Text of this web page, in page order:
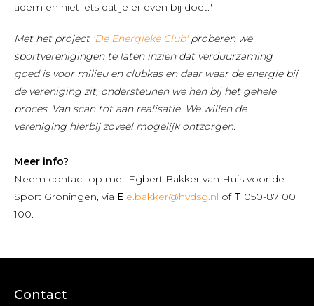
adem en niet iets dat je er even bij doet."
Met het project 'De Energieke Club'proberen we
sportverenigingen te laten inzien dat verduurzaming
goed is voor milieu en clubkas en daar waar de energie bij
de vereniging zit, ondersteunen we hen bij het gehele
proces. Van scan tot aan realisatie. We willen de
vereniging hierbij zoveel mogelijk ontzorgen.
Meer info?
Neem contact op met Egbert Bakker van Huis voor de
Sport Groningen, via E e.bakker@hvdsg.nl of T 050-87 00
100.
Contact